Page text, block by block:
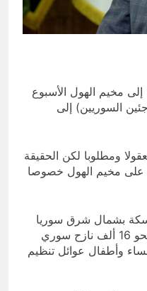
7 ساعات Ago
غزو الكويت 1990: قرار صدام حسين
مخيم الهول الأسبوع
السوريين) إلى
ومطلوبا لكن الحقيقة
على مخيم الهول خصوصا
بشمال شرق سوريا
أكثر من 13 ألف لاجئ عراقي ونحو 16 ألف نازح سوري
من 6 آلاف من نساء وأطفال عوائل تنظيم